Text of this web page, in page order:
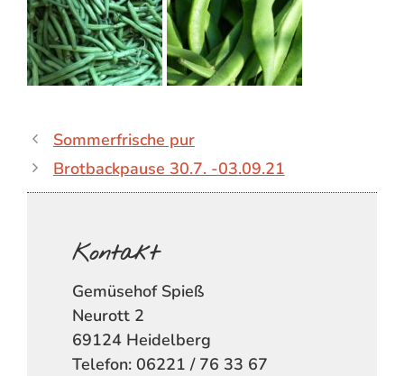
Sommerfrische pur
Brotbackpause 30.7. -03.09.21
Kontakt
Gemüsehof Spieß
Neurott 2
69124 Heidelberg
Telefon: 06221 / 76 33 67